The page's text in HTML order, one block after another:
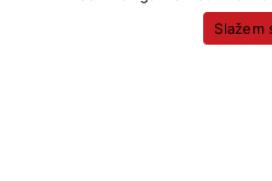
Slažem